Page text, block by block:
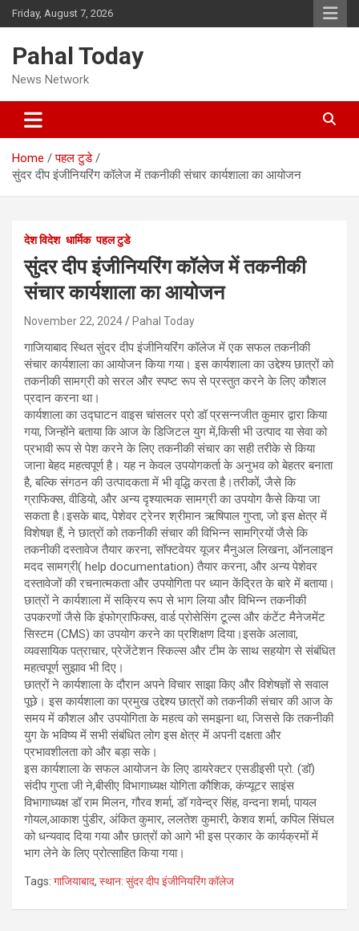
Skip
to
Friday, August 7, 2026
Pahal Today
News Network
Home
पहल टुडे
सुंदर दीप इंजीनियरिंग कॉलेज में तकनीकी संचार कार्यशाला का आयोजन
देश विदेश धार्मिक पहल टुडे
सुंदर दीप इंजीनियरिंग कॉलेज में तकनीकी
संचार कार्यशाला का आयोजन
November 22, 2024 Pahal Today
गाजियाबाद स्थित सुंदर दीप इंजीनियरिंग कॉलेज में एक सफल तकनीकी
संचार कार्यशाला का आयोजन किया गया। इस कार्यशाला का उद्देश्य छात्रों को
तकनीकी सामग्री को सरल और स्पष्ट रूप से प्रस्तुत करने के लिए कौशल
प्रदान करना था।
कार्यशाला का उद्घाटन वाइस चांसलर प्रो डॉ प्रसन्नजीत कुमार द्वारा किया
गया, जिन्होंने बताया कि आज के डिजिटल युग में,किसी भी उत्पाद या सेवा को
प्रभावी रूप से पेश करने के लिए तकनीकी संचार का सही तरीके से किया
जाना बेहद महत्वपूर्ण है। यह न केवल उपयोगकर्ता के अनुभव को बेहतर बनाता
है, बल्कि संगठन की उत्पादकता में भी वृद्धि करता है।तरीकों, जैसे कि
ग्राफिक्स, वीडियो, और अन्य दृश्यात्मक सामग्री का उपयोग कैसे किया जा
सकता है।इसके बाद, पेशेवर ट्रेनर श्रीमान ऋषिपाल गुप्ता, जो इस क्षेत्र में
विशेषज्ञ हैं, ने छात्रों को तकनीकी संचार की विभिन्न सामग्रियों जैसे कि
तकनीकी दस्तावेज तैयार करना, सॉफ्टवेयर यूजर मैनुअल लिखना, ऑनलाइन
मदद सामग्री( help documentation) तैयार करना, और अन्य पेशेवर
दस्तावेजों की रचनात्मकता और उपयोगिता पर ध्यान केंद्रित के बारे में बताया।
छात्रों ने कार्यशाला में सक्रिय रूप से भाग लिया और विभिन्न तकनीकी
उपकरणों जैसे कि इंफोग्राफिक्स, वार्ड प्रोसेसिंग टूल्स और कंटेंट मैनेजमेंट
सिस्टम (CMS) का उपयोग करने का प्रशिक्षण दिया।इसके अलावा,
व्यवसायिक पत्राचार, प्रेजेंटेशन स्किल्स और टीम के साथ सहयोग से संबंधित
महत्वपूर्ण सुझाव भी दिए।
छात्रों ने कार्यशाला के दौरान अपने विचार साझा किए और विशेषज्ञों से सवाल
पूछे। इस कार्यशाला का प्रमुख उद्देश्य छात्रों को तकनीकी संचार की आज के
समय में कौशल और उपयोगिता के महत्व को समझना था, जिससे कि तकनीकी
युग के भविष्य में सभी संबंधित लोग इस क्षेत्र में अपनी दक्षता और
प्रभावशीलता को और बड़ा सके।
इस कार्यशाला के सफल आयोजन के लिए डायरेक्टर एसडीइसी प्रो. (डॉ)
संदीप गुप्ता जी ने,बीसीए विभागाध्यक्ष योगिता कौशिक, कंप्यूटर साइंस
विभागाध्यक्ष डॉ राम मिलन, गौरव शर्मा, डॉ गवेन्द्र सिंह, वन्दना शर्मा, पायल
गोयल,आकाश पुंडीर, अंकित कुमार, ललतेश कुमारी, केशव शर्मा, कपिल सिंघल
को धन्यवाद दिया गया और छात्रों को आगे भी इस प्रकार के कार्यक्रमों में
भाग लेने के लिए प्रोत्साहित किया गया।
Tags: गाजियाबाद, स्थान: सुंदर दीप इंजीनियरिंग कॉलेज